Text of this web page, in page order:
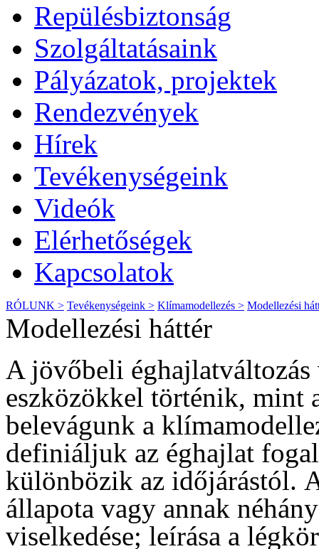
Repülésbiztonság
Szolgáltatásaink
Pályázatok, projektek
Rendezvények
Hírek
Tevékenységeink
Videók
Elérhetőségek
Kapcsolatok
RÓLUNK > Tevékenységeink > Klímamodellezés > Modellezési
Modellezési háttér
A jövőbeli éghajlatváltozás
eszközökkel történik, mint
belevágunk a
definiáljuk az éghajlat
különbözik az időjárástól.
állapota vagy annak
viselkedése; leírása a